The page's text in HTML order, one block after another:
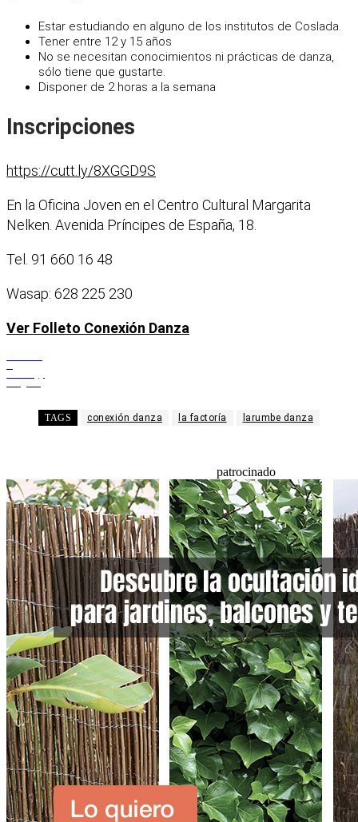
Estar estudiando en alguno de los institutos de Coslada.
Tener entre 12 y 15 años
No se necesitan conocimientos ni prácticas de danza,
sólo tiene que gustarte.
Disponer de 2 horas a la semana
Inscripciones
https://cutt.ly/8XGGD9S
En la Oficina Joven en el Centro Cultural Margarita
Nelken. Avenida Príncipes de España, 18.
Tel. 91 660 16 48
Wasap: 628 225 230
Ver Folleto Conexión Danza
TAGS conexión danza la factoría larumbe danza
patrocinado